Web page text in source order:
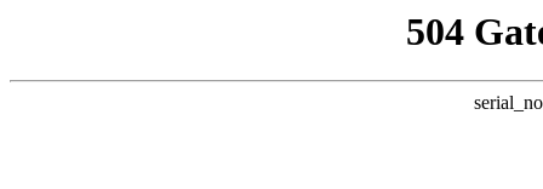
504